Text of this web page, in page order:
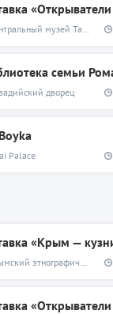
музей Тавриды
семьи
дворец
Palace
«Крым —
этнографический музей